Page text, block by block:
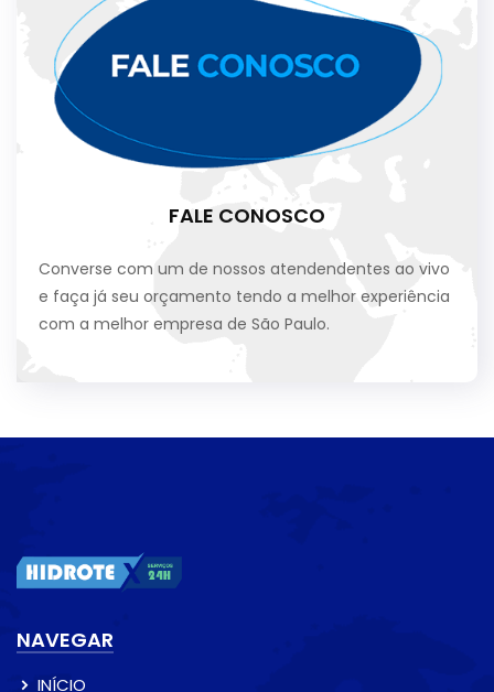
FALE CONOSCO
Converse com um de nossos atendendentes ao vivo
e faça já seu orçamento tendo a melhor experiência
com a melhor empresa de São Paulo.
NAVEGAR
INÍCIO